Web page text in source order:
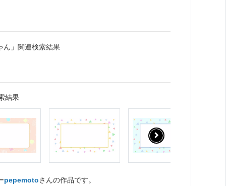
ん」関連検索結果
結果
pepemotoさんの作品です。